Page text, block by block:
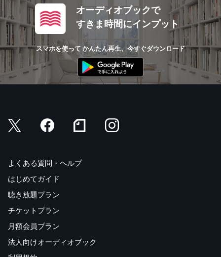
オーディオブックで
すきま時間にインプット
スマホを使って かんたん再生、今すぐダウンロード
よくある質問・ヘルプ
はじめてガイド
聴き放題プラン
チケットプラン
月額会員プラン
法人向けオーディオブック